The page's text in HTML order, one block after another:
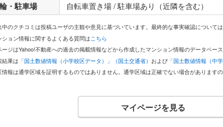
・駐車場 自転車置き場 / 駐車場あり（近隣を含む）
中のクチコミは投稿ユーザの主観や意見に基づいています。最終的な事実確認について
ション情報に関するよくある質問はこちら
ージはYahoo!不動産への過去の掲載情報などから作成したマンション情報のデータベー
結果は 「国土数値情報（小学校区データ）」（国土交通省） および 「国土数値情報（中
情報は通学区域を証明するものではありません。通学区域は正確でない場合があります
マイページを見る